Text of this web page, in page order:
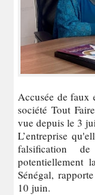
Accusée de faux et usage de faux, Peinda Sow, directrice de la
société Tout
vue depuis le 3
L’entreprise
falsification de
potentiellement
Sénégal,
10 juin.